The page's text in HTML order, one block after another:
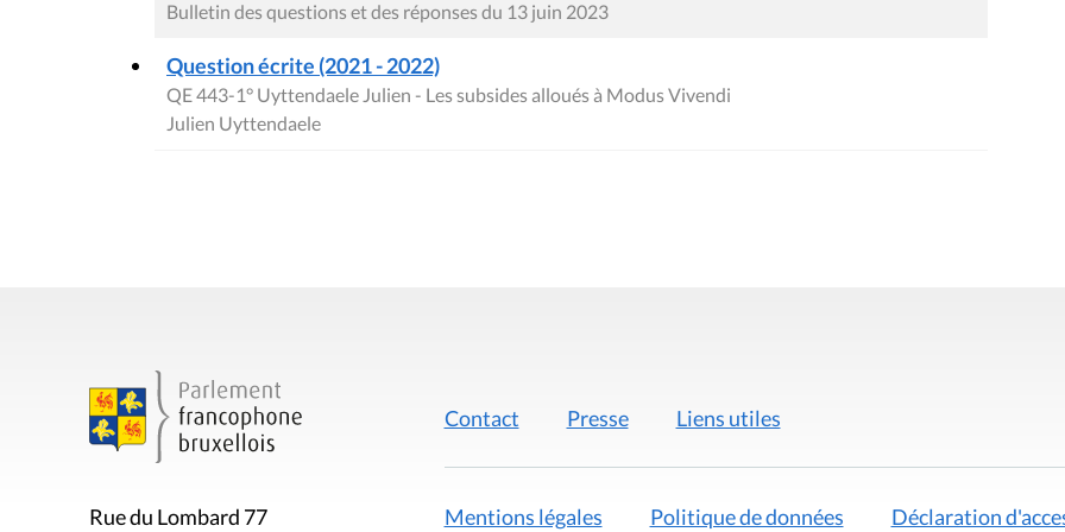
Bulletin des questions et des réponses du 13 juin 2023
Question écrite (2021 - 2022)
QE 443-1° Uyttendaele Julien - Les subsides alloués à Modus Vivendi
Julien Uyttendaele
Rue du Lombard 77
Contact Presse Liens utiles
Mentions légales Politique de données Déclaration